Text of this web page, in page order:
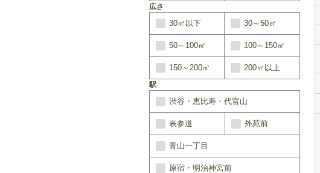
広さ
30㎡以下 30～50㎡
50～100㎡ 100～150㎡
150～200㎡ 200㎡以上
駅
渋谷・恵比寿・代官山
表参道 外苑前
青山一丁目
原宿・明治神宮前